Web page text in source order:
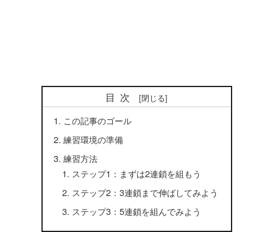
目次
この記事のゴール
練習環境の準備
練習方法
ステップ1：まずは2連鎖を組もう
ステップ2：3連鎖まで伸ばしてみよう
ステップ3：5連鎖を組んでみよう